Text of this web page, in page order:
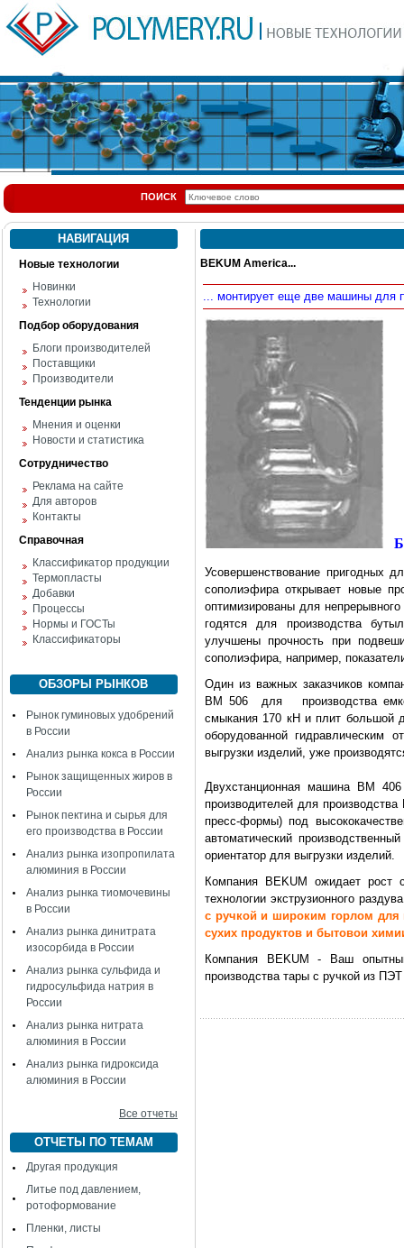
ПОИСК
НАВИГАЦИЯ
Новые технологии
Новинки
Технологии
Подбор оборудования
Блоги производителей
Поставщики
Производители
Тенденции рынка
Мнения и оценки
Новости и статистика
Сотрудничество
Реклама на сайте
Для авторов
Контакты
Справочная
Классификатор продукции
Термопласты
Добавки
Процессы
Нормы и ГОСТы
Классификаторы
ОБЗОРЫ РЫНКОВ
Рынок гуминовых удобрений
в России
Анализ рынка кокса в России
Рынок защищенных жиров в
России
Рынок пектина и сырья для
его производства в России
Анализ рынка изопропилата
алюминия в России
Анализ рынка тиомочевины
в России
Анализ рынка динитрата
изосорбида в России
Анализ рынка сульфида и
гидросульфида натрия в
России
Анализ рынка нитрата
алюминия в России
Анализ рынка гидроксида
алюминия в России
Все отчеты
ОТЧЕТЫ ПО ТЕМАМ
Другая продукция
Литье под давлением,
ротоформование
Пленки, листы
BEKUM America...
... монтирует еще две машины для
Усовершенствование пригодных
сополиэфира открывает новые
оптимизированы для
годятся для производства
улучшены прочность при
сополиэфира, например,
Один из важных заказчиков
ВМ 506 для производства
смыкания 170 кН и плит
оборудованной гидравлическим
выгрузки изделий, уже
Двухстанционная машина ВМ
производителей для
пресс-формы) под
автоматический
ориентатор для выгрузки изделий.
Компания BEKUM ожидает рост
технологии экструзионного
с ручкой и широким горлом для
сухих продуктов и бытовои
Компания BEKUM - Ваш
производства тары с ручкой из